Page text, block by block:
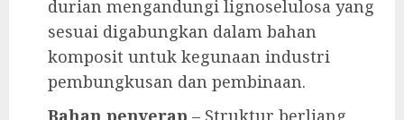
durian mengandungi lignoselulosa yang
sesuai digabungkan dalam bahan
komposit untuk kegunaan industri
pembungkusan dan pembinaan.
Bahan penyerap – Struktur berliang